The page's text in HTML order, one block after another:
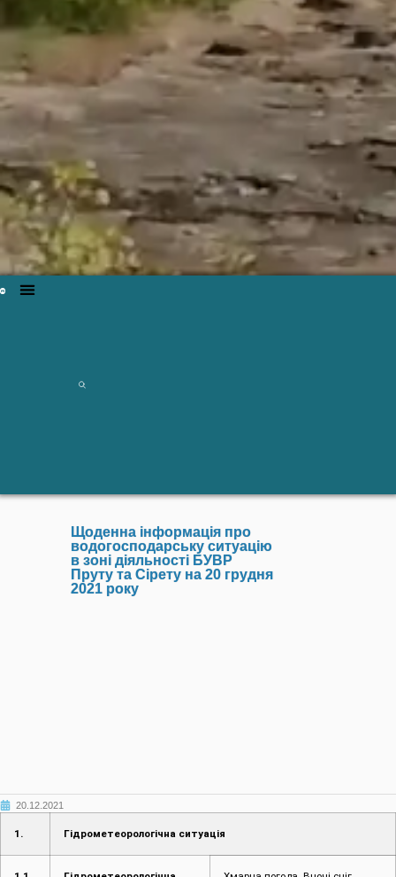
Щоденна інформація про
водогосподарську ситуацію
в зоні діяльності БУВР
Пруту та Сірету на 20 грудня
2021 року
20.12.2021
1. Гідрометеорологічна ситуація